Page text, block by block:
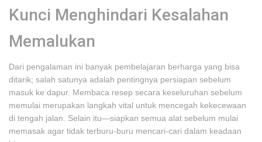
Kunci Menghindari Kesalahan
Memalukan
Dari pengalaman ini banyak pembelajaran berharga yang bisa
ditarik; salah satunya adalah pentingnya persiapan sebelum
masuk ke dapur. Membaca resep secara keseluruhan sebelum
memulai merupakan langkah vital untuk mencegah kekecewaan
di tengah jalan. Selain itu—siapkan semua alat sebelum mulai
memasak agar tidak terburu-buru mencari-cari dalam keadaan